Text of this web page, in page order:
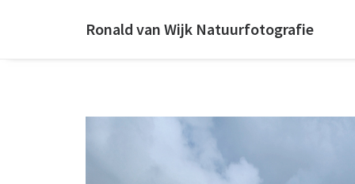
Ronald van Wijk Natuurfotografie